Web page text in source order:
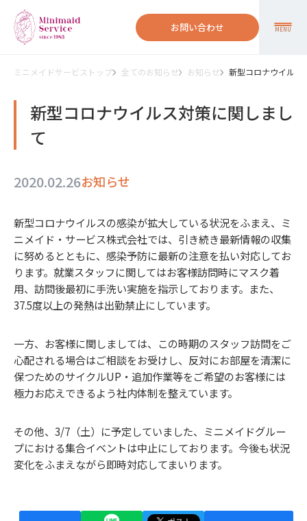
お問い合わせ MENU
ミニメイドサービストップ 全てのお知らせ お知らせ 新型コロナウイルス
新型コロナウイルス対策に関しまし
て
2020.02.26お知らせ
新型コロナウイルスの感染が拡大している状況をふまえ、ミ
ニメイド・サービス株式会社では、引き続き最新情報の収集
に努めるとともに、感染予防に最新の注意を払い対応してお
ります。就業スタッフに関してはお客様訪問時にマスク着
用、訪問後最初に手洗い実施を指示しております。また、
37.5度以上の発熱は出勤禁止にしています。
一方、お客様に関しましては、この時期のスタッフ訪問をご
心配される場合はご相談をお受けし、反対にお部屋を清潔に
保つためのサイクルUP・追加作業等をご希望のお客様には
極力お応えできるよう社内体制を整えています。
その他、3/7（土）に予定していました、ミニメイドグルー
プにおける集合イベントは中止にしております。今後も状況
変化をふまえながら即時対応してまいります。